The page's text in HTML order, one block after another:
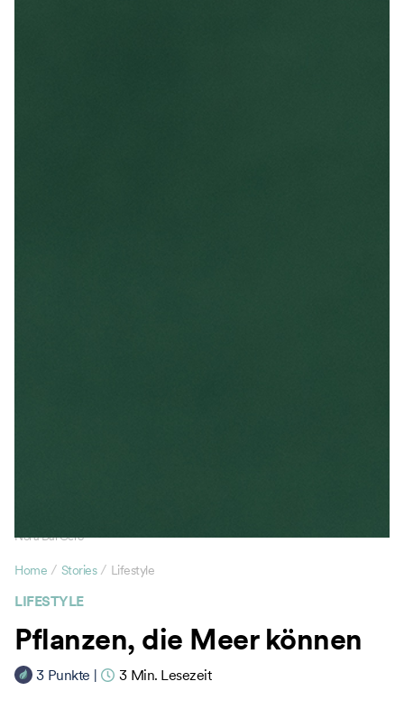
Nora Dal Cero
LIFESTYLE
Home / Stories / Lifestyle
Pflanzen, die Meer können
3 Punkte | 3 Min. Lesezeit